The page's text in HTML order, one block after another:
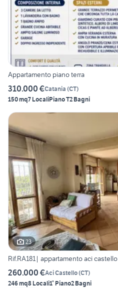
Appartamento piano terra
310.000 €Catania (CT)
150 mq7 LocaliPiano T2 Bagni
23
Rif.RA181| appartamento aci castello
260.000 €Aci Castello(CT)
246 mq8 Locali1° Piano2 Bagni